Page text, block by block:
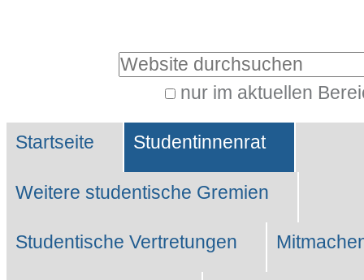
Website durchsuchen
nur im aktuellen
Suche…
Sektionen
Startseite Studentinnenrat
Weitere studentische Gremien
Studentische Vertretungen